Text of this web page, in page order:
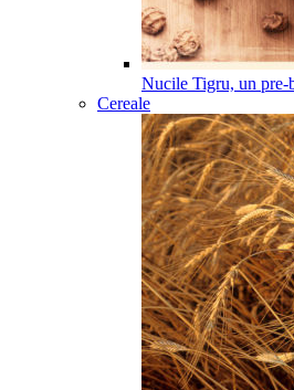
Nucile Tigru, un pre-
Cereale